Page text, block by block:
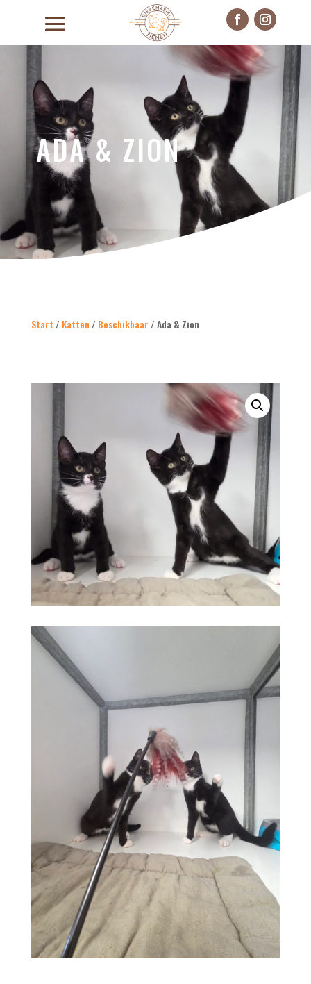
ADA & ZION
Start / Katten / Beschikbaar / Ada & Zion